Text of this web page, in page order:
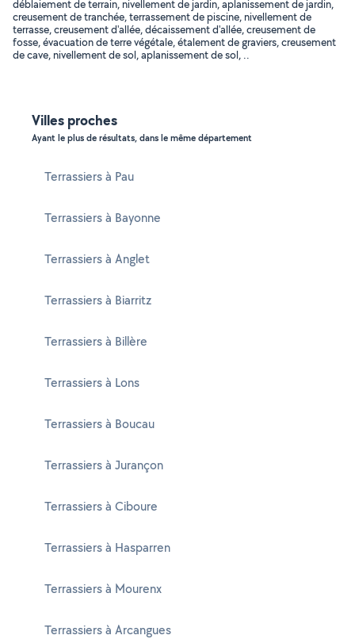
déblaiement de terrain, nivellement de jardin, aplanissement de jardin,
creusement de tranchée, terrassement de piscine, nivellement de
terrasse, creusement d'allée, décaissement d'allée, creusement de
fosse, évacuation de terre végétale, étalement de graviers, creusement
de cave, nivellement de sol, aplanissement de sol, ..
Villes proches
Ayant le plus de résultats, dans le même département
Terrassiers à Pau
Terrassiers à Bayonne
Terrassiers à Anglet
Terrassiers à Biarritz
Terrassiers à Billère
Terrassiers à Lons
Terrassiers à Boucau
Terrassiers à Jurançon
Terrassiers à Ciboure
Terrassiers à Hasparren
Terrassiers à Mourenx
Terrassiers à Arcangues